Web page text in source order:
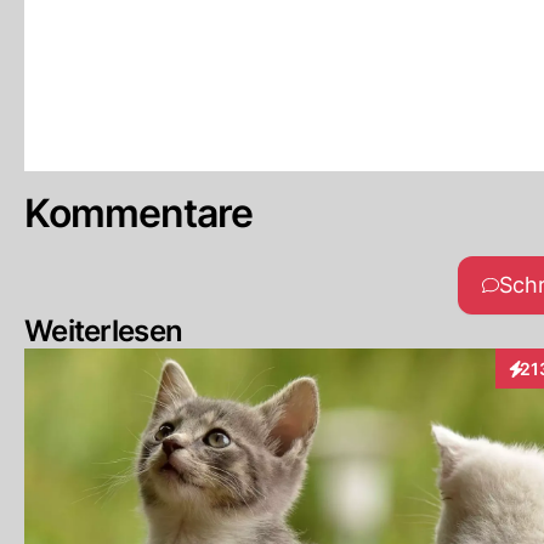
Kommentare
Weiterlesen